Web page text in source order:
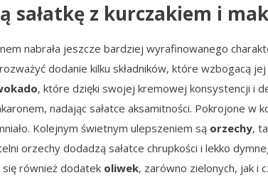
sałatkę z kurczakiem i
nabrała jeszcze bardziej wyrafinowanego
dodanie kilku składników, które wzbogacą
, które dzięki swojej kremowej konsystencji i
nadając sałatce aksamitności. Pokrojone w
Kolejnym świetnym ulepszeniem są orzechy,
orzechy dodadzą sałatce chrupkości i lekko
również dodatek oliwek, zarówno zielonych, jak i